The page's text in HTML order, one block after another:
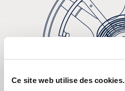
Ce site web utilise des cookies.